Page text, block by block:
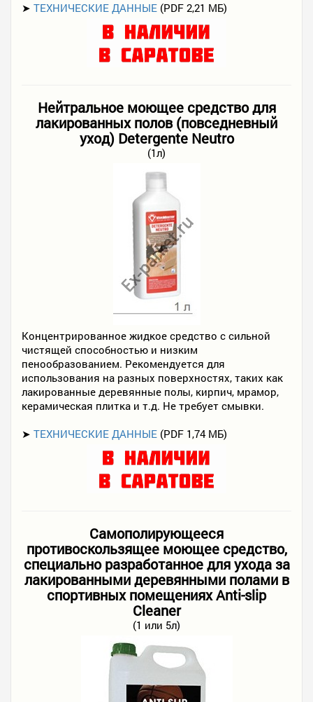
➤ ТЕХНИЧЕСКИЕ ДАННЫЕ (PDF 2,21 МБ)
Нейтральное моющее средство для
лакированных полов (повседневный
уход) Detergente Neutro
(1л)
Концентрированное жидкое средство с сильной
чистящей способностью и низким
пенообразованием. Рекомендуется для
использования на разных поверхностях, таких как
лакированные деревянные полы, кирпич, мрамор,
керамическая плитка и т.д. Не требует смывки.
➤ ТЕХНИЧЕСКИЕ ДАННЫЕ (PDF 1,74 МБ)
Самополирующееся
противоскользящее моющее средство,
специально разработанное для ухода за
лакированными деревянными полами в
спортивных помещениях Anti-slip
Cleaner
(1 или 5л)